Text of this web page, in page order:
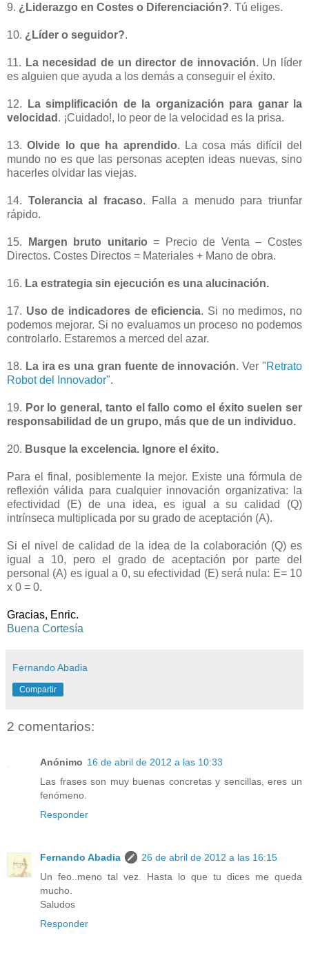
9. ¿Liderazgo en Costes o Diferenciación?. Tú eliges.
10. ¿Líder o seguidor?.
11. La necesidad de un director de innovación. Un líder
es alguien que ayuda a los demás a conseguir el éxito.
12.
La simplificación de la organización para ganar la
velocidad . ¡Cuidado!, lo peor de la velocidad es la prisa.
13.Olvide lo que ha aprendido. La cosa más difícil del
mundo no es que las personas acepten ideas nuevas, sino
hacerles olvidar las viejas.
14. Tolerancia al fracaso. Falla a menudo para triunfar
rápido.
15. Margen bruto unitario = Precio de Venta – Costes
Directos. Costes Directos = Materiales + Mano de obra.
16. La estrategia sin ejecución es una alucinación.
17. Uso de indicadores de eficiencia. Si no medimos, no
podemos mejorar. Si no evaluamos un proceso no podemos
controlarlo. Estaremos a merced del azar.
18. La ira es una gran fuente de innovación. Ver"Retrato
Robot del Innovador".
19. Por lo general, tanto el fallo como el éxito suelen ser
responsabilidad de un grupo, más que de un individuo.
20. Busque la excelencia. Ignore el éxito.
Para el final, posiblemente la mejor. Existe una fórmula de
reflexión válida para cualquier innovación organizativa: la
efectividad (E) de una idea, es igual a su calidad (Q)
intrínseca multiplicada por su grado de aceptación (A).
Si el nivel de calidad de la idea de la colaboración (Q) es
igual a 10, pero el grado de aceptación por parte del
personal (A) es igual a 0, su efectividad (E) será nula: E= 10
x 0 = 0.
Gracias, Enric.
Buena Cortesía
Fernando Abadia
Compartir
2 comentarios:
Anónimo 16 de abril de 2012 a las 10:33
Las frases son muy buenas concretas y sencillas, eres un
fenómeno.
Responder
Fernando Abadia
26 de abril de 2012 a las 16:15
Un feo..meno tal vez. Hasta lo que tu dices me queda
mucho.
Saludos
Responder